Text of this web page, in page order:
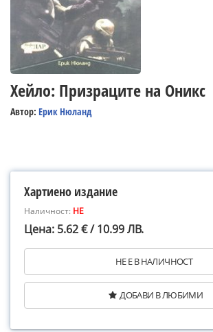
Хейло: Призраците на Оникс
Автор: Ерик Нюланд
Хартиено издание
Наличност: НЕ
Цена: 5.62 € / 10.99 ЛВ.
НЕ Е В НАЛИЧНОСТ
ДОБАВИ В ЛЮБИМИ